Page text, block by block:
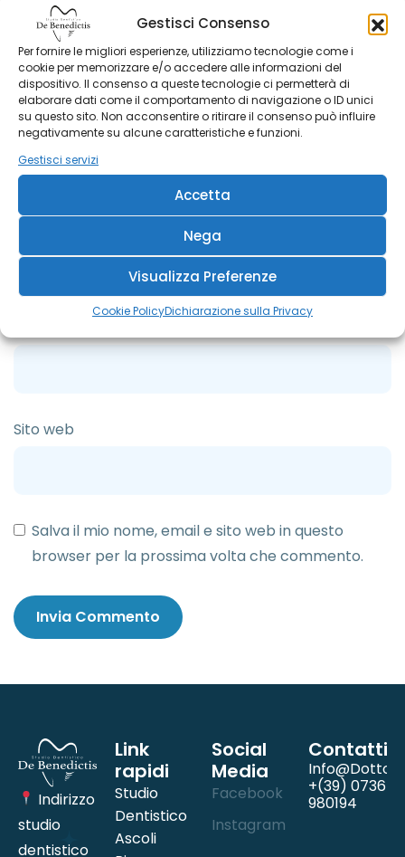
Gestisci Consenso
Per fornire le migliori esperienze, utilizziamo tecnologie come i
cookie per memorizzare e/o accedere alle informazioni del
dispositivo. Il consenso a queste tecnologie ci permetterà di
elaborare dati come il comportamento di navigazione o ID unici
su questo sito. Non acconsentire o ritirare il consenso può influire
negativamente su alcune caratteristiche e funzioni.
Gestisci servizi
Accetta
Nega
Visualizza Preferenze
Cookie PolicyDichiarazione sulla Privacy
Sito web
Salva il mio nome, email e sito web in questo
browser per la prossima volta che commento.
Indirizzo
studio
dentistico
Link
rapidi
Studio
Dentistico
Ascoli
Social
Media
Facebook
Instagram
Contatti
+(39) 0736
980194